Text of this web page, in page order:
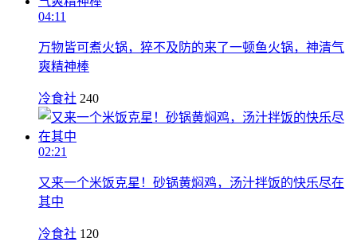
04:11
万物皆可煮火锅，猝不及防的来了一顿鱼火锅，神清气
爽精神棒
冷食社 240
02:21
又来一个米饭克星！砂锅黄焖鸡，汤汁拌饭的快乐尽在
其中
冷食社 120